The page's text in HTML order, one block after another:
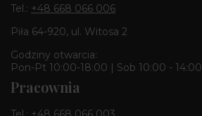
Tel.: +48 668 066 006
Piła 64-920, ul. Witosa 2
Godziny otwarcia:
Pon-Pt 10:00-18:00 | Sob 10:00 - 14:00
Pracownia